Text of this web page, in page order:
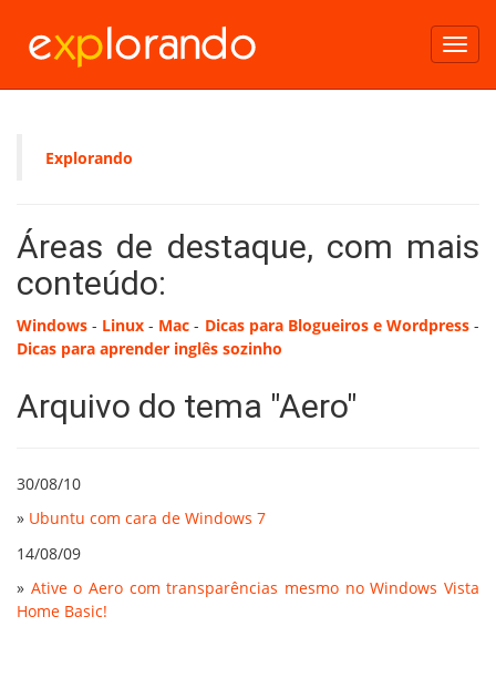
Explorando
Áreas de destaque, com mais
conteúdo:
Windows - Linux - Mac - Dicas para Blogueiros e Wordpress-
Dicas para aprender inglês sozinho
Arquivo do tema "Aero"
30/08/10
» Ubuntu com cara de Windows 7
14/08/09
» Ative o Aero com transparências mesmo no Windows Vista
Home Basic!